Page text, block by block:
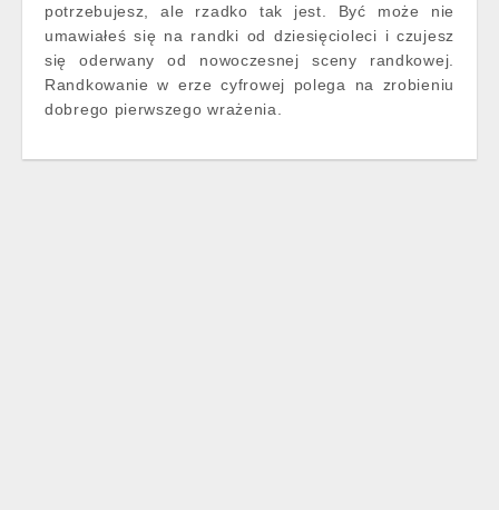
potrzebujesz, ale rzadko tak jest. Być może nie
umawiałeś się na randki od dziesięcioleci i czujesz
się oderwany od nowoczesnej sceny randkowej.
Randkowanie w erze cyfrowej polega na zrobieniu
dobrego pierwszego wrażenia.